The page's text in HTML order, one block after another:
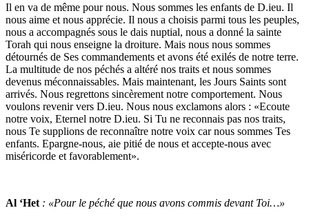
Il en va de même pour nous. Nous sommes les enfants de D.ieu. Il
nous aime et nous apprécie. Il nous a choisis parmi tous les peuples,
nous a accompagnés sous le dais nuptial, nous a donné la sainte
Torah qui nous enseigne la droiture. Mais nous nous sommes
détournés de Ses commandements et avons été exilés de notre terre.
La multitude de nos péchés a altéré nos traits et nous sommes
devenus méconnaissables. Mais maintenant, les Jours Saints sont
arrivés. Nous regrettons sincèrement notre comportement. Nous
voulons revenir vers D.ieu. Nous nous exclamons alors : «Ecoute
notre voix, Eternel notre D.ieu. Si Tu ne reconnais pas nos traits,
nous Te supplions de reconnaître notre voix car nous sommes Tes
enfants. Epargne-nous, aie pitié de nous et accepte-nous avec
miséricorde et favorablement».
Al ‘Het : «Pour le péché que nous avons commis devant Toi…»